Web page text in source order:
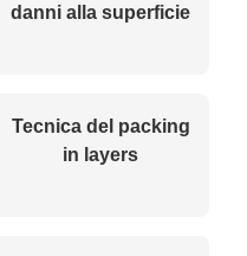
danni alla superficie
Tecnica del packing
in layers